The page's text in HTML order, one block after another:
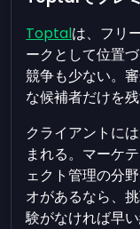
Toptalは、フリ
ークとして位置
競争も少ない。
な候補者だけを
クライアントに
まれる。マーケ
ェクト管理の分
オがあるなら、
験がなければ早